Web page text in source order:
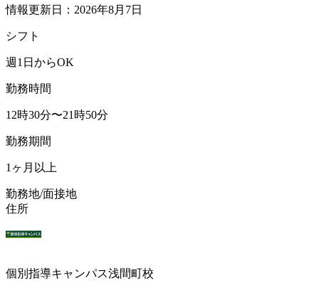
情報更新日：2026年8月7日
シフト
週1日からOK
勤務時間
12時30分〜21時50分
勤務期間
1ヶ月以上
勤務地/面接地
住所
個別指導キャンパス浅間町校